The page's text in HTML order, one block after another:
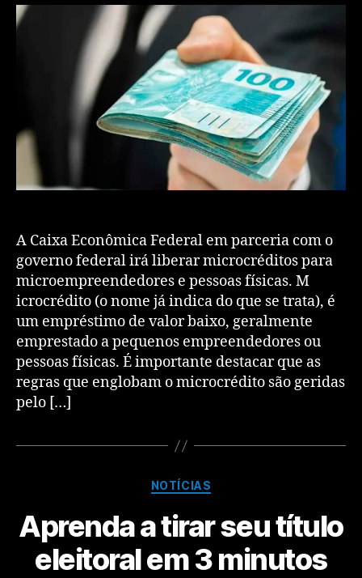
A Caixa Econômica Federal em parceria com o
governo federal irá liberar microcréditos para
microempreendedores e pessoas físicas. M
icrocrédito (o nome já indica do que se trata), é
um empréstimo de valor baixo, geralmente
emprestado a pequenos empreendedores ou
pessoas físicas. É importante destacar que as
regras que englobam o microcrédito são geridas
pelo […]
NOTÍCIAS
Aprenda a tirar seu título
eleitoral em 3 minutos